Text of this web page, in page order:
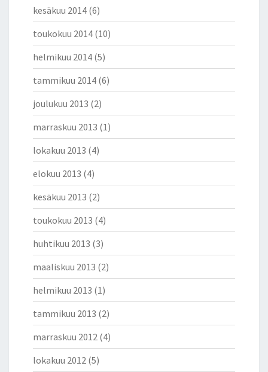
kesäkuu 2014 (6)
toukokuu 2014 (10)
helmikuu 2014 (5)
tammikuu 2014 (6)
joulukuu 2013 (2)
marraskuu 2013 (1)
lokakuu 2013 (4)
elokuu 2013 (4)
kesäkuu 2013 (2)
toukokuu 2013 (4)
huhtikuu 2013 (3)
maaliskuu 2013 (2)
helmikuu 2013 (1)
tammikuu 2013 (2)
marraskuu 2012 (4)
lokakuu 2012 (5)